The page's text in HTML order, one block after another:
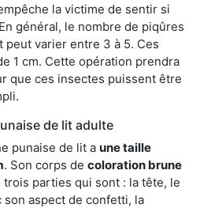
la victime de sentir si
général, le nombre de piqûres
peut varier entre 3 à 5. Ces
1 cm. Cette opération prendra
que ces insectes puissent être
de lit adulte
punaise de lit a une taille
. Son corps de coloration brune
trois parties qui sont : la tête, le
son aspect de confetti, la